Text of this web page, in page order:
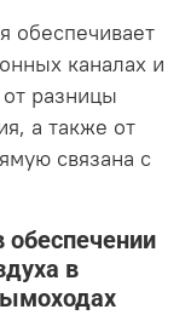
обеспечивает
каналах и
разницы
а также от
связана с
обеспечении
в